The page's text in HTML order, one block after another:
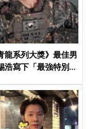
龍系列大獎》最佳男
浩寫下「最強特別出